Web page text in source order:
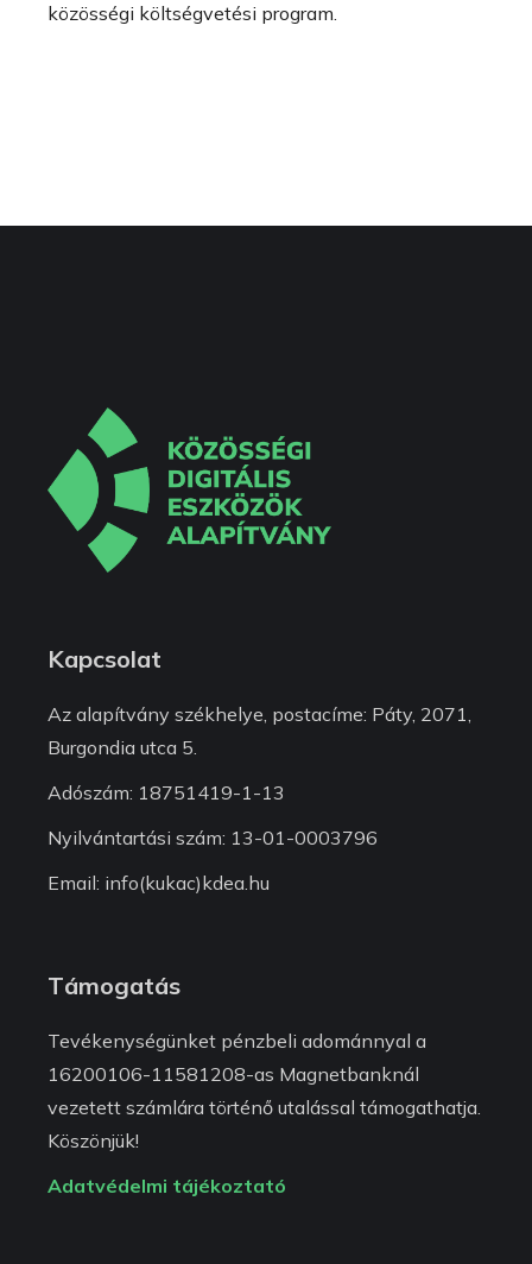
közösségi költségvetési program.
Kapcsolat
Az alapítvány székhelye, postacíme: Páty, 2071,
Burgondia utca 5.
Adószám: 18751419-1-13
Nyilvántartási szám: 13-01-0003796
Email: info(kukac)kdea.hu
Támogatás
Tevékenységünket pénzbeli adománnyal a
16200106-11581208-as Magnetbanknál
vezetett számlára történő utalással támogathatja.
Köszönjük!
Adatvédelmi tájékoztató